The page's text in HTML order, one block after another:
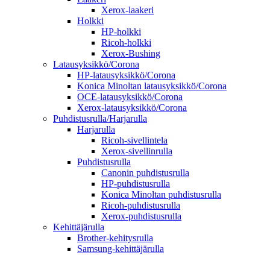
Xerox-laakeri
Holkki
HP-holkki
Ricoh-holkki
Xerox-Bushing
Latausyksikkö/Corona
HP-latausyksikkö/Corona
Konica Minoltan latausyksikkö/Corona
OCE-latausyksikkö/Corona
Xerox-latausyksikkö/Corona
Puhdistusrulla/Harjarulla
Harjarulla
Ricoh-sivellintela
Xerox-sivellinrulla
Puhdistusrulla
Canonin puhdistusrulla
HP-puhdistusrulla
Konica Minoltan puhdistusrulla
Ricoh-puhdistusrulla
Xerox-puhdistusrulla
Kehittäjärulla
Brother-kehitysrulla
Samsung-kehittäjärulla